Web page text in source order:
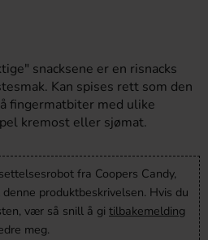
snacksene er en risnacks
Kan spises rett som den
fingermatbiter med ulike
kremost eller sjømat.
fra Coopers Candy,
produktbeskrivelsen. Hvis du
vær så snill å gi tilbakemelding
meg.